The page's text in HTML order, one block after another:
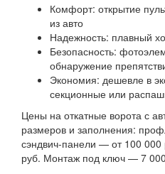
Комфорт: открытие
из авто
Надежность: плавный
Безопасность:
обнаружение
Экономия: дешевле в
секционные или
Цены на откатные ворота с
размеров и заполнения:
сэндвич-панели — от 100
руб. Монтаж под ключ — 7